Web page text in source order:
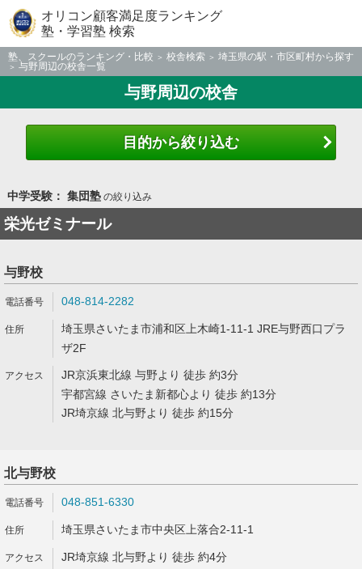
オリコン顧客満足度ランキング
塾・学習塾 検索
塾、スクールのランキング・比較 校舎検索
埼玉県の駅・市区町村から探す
与野周辺の校舎一覧
与野周辺の校舎
目的から絞り込む
中学受験： 集団塾の絞り込み
栄光ゼミナール
与野校
048-814-2282
埼玉県さいたま市浦和区上木崎1-11-1 JRE与野西口プラ
ザ2F
JR京浜東北線 与野より 徒歩 約3分
宇都宮線 さいたま新都心より 徒歩 約13分
JR埼京線 北与野より 徒歩 約15分
北与野校
048-851-6330
埼玉県さいたま市中央区上落合2-11-1
JR埼京線 北与野より 徒歩 約4分